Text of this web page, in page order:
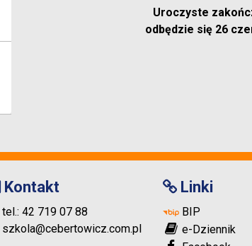
Uroczyste
odbędzie się 26
Kontakt
tel.: 42 719 07 88
szkola@cebertowicz.com.pl
Linki
BIP
e-Dziennik